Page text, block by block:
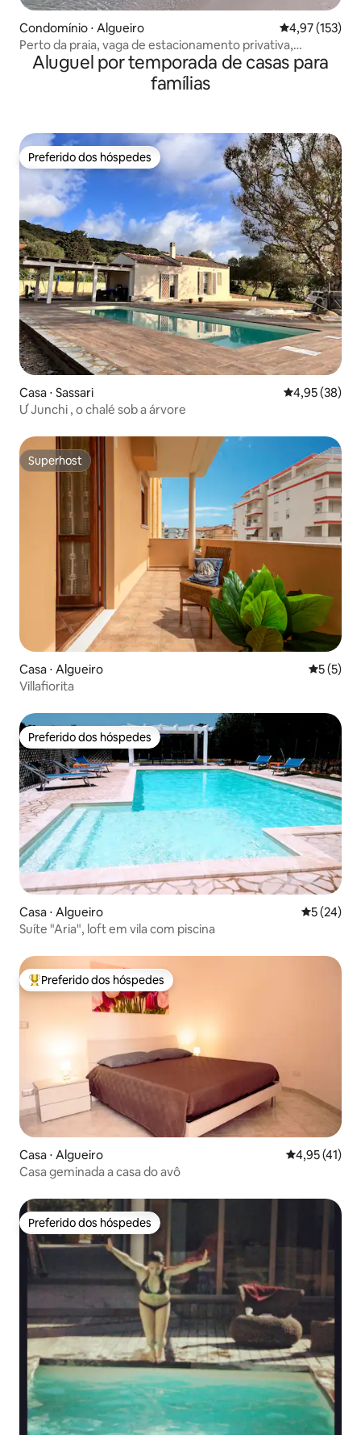
Condomínio ⋅ Algueiro 4,97 de uma
4,97 (153)
Perto da praia, vaga de estacionamento privativa,
elevador.
Aluguel por temporada de casas para
famílias
Preferido dos hóspedes
Preferido dos hóspedes
Casa ⋅ Sassari 4,95 de uma
4,95 (38)
Ư Junchi , o chalé sob a árvore
Superhost
Superhost
Casa ⋅ Algueiro 5 de
5 (5)
Villafiorita
Preferido dos hóspedes
Preferido dos hóspedes
Casa ⋅ Algueiro 5 de uma
5 (24)
Suíte "Aria", loft em vila com piscina
Entre os melhores preferidos dos hóspedes
Preferido dos hóspedes
Casa ⋅ Algueiro 4,95 de uma
4,95 (41)
Casa geminada a casa do avô
Preferido dos hóspedes
Preferido dos hóspedes